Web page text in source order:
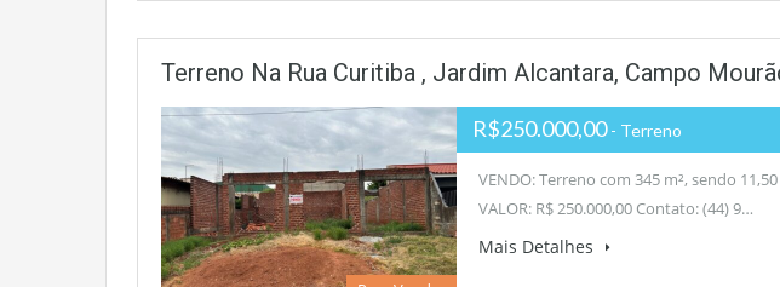
Terreno Na Rua Curitiba , Jardim Alcantara, Campo
R$250.000,00- Terreno
VENDO: Terreno com 345 m², sendo
VALOR: R$ 250.000,00 Contato: (44) 9…
Mais Detalhes